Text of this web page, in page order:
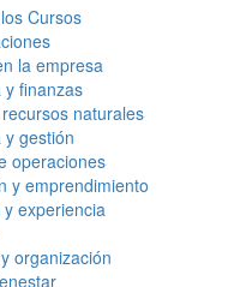
Cursos
la empresa
y finanzas
naturales
y gestión
operaciones
y emprendimiento
experiencia
organización